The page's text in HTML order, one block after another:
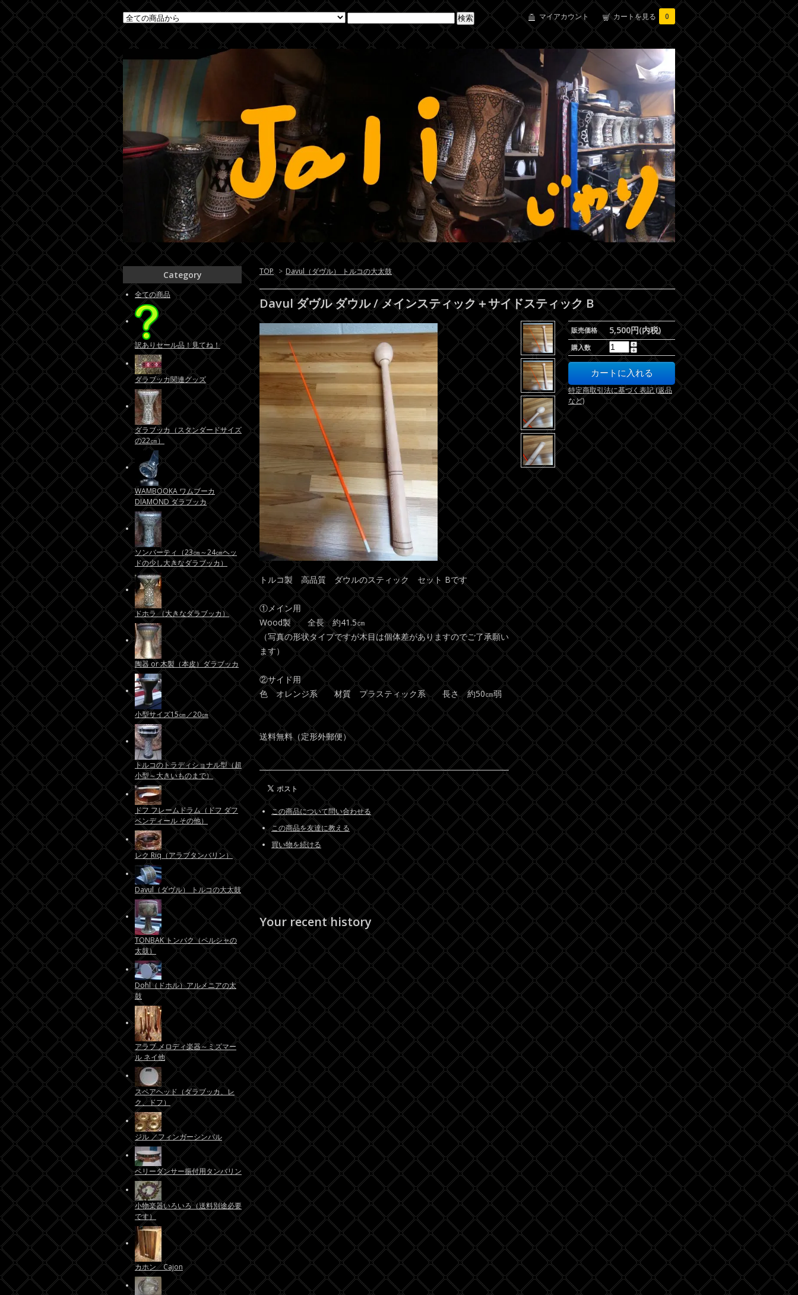
マイアカウント カートを見る 0
TOP > Davul（ダヴル） トルコの大太鼓
Davul ダヴル ダウル / メインスティック＋サイドスティック B
販売価格 5,500円(内税)
購入数
特定商取引法に基づく表記 (返品
など)
トルコ製 高品質 ダウルのスティック セット Bです
①メイン用
Wood製 全長 約41.5㎝
（写真の形状タイプですが木目は個体差がありますのでご了承願い
ます）
②サイド用
色 オレンジ系 材質 プラスティック系 長さ 約50㎝弱
送料無料（定形外郵便）
この商品について問い合わせる
この商品を友達に教える
買い物を続ける
Your recent history
Category
全ての商品
訳ありセール品！見てね！
ダラブッカ関連グッズ
ダラブッカ（スタンダードサイズ
の22㎝）
WAMBOOKA ワムブーカ
DIAMOND ダラブッカ
ソンバーティ（23㎝～24㎝ヘッ
ドの少し大きなダラブッカ）
ドホラ （大きなダラブッカ）
陶器 or 木製（本皮）ダラブッカ
小型サイズ15㎝／20㎝
トルコのトラディショナル型（超
小型～大きいものまで）
ドフ フレームドラム（ドフ ダフ
ベンディール その他）
レク Riq（アラブタンバリン）
Davul（ダヴル） トルコの大太鼓
TONBAK トンバク（ペルシャの
太鼓）
Dohl（ドホル）アルメニアの太
鼓
アラブ メロディ楽器～ミズマー
ル ネイ他
スペアヘッド（ダラブッカ、レ
ク、ドフ）
ジル ／フィンガーシンバル
ベリーダンサー振付用タンバリン
小物楽器いろいろ（送料別途必要
です）
カホン Cajon